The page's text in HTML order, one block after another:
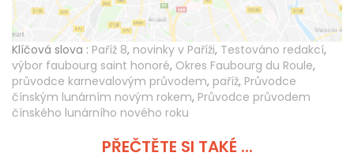
Klíčová slova : Paříž 8, novinky v Paříži, Testováno redakcí,
výbor faubourg saint honoré, Okres Faubourg du Roule,
průvodce karnevalovým průvodem, paříž, Průvodce
čínským lunárním novým rokem, Průvodce průvodem
čínského lunárního nového roku
PŘEČTĚTE SI TAKÉ ...